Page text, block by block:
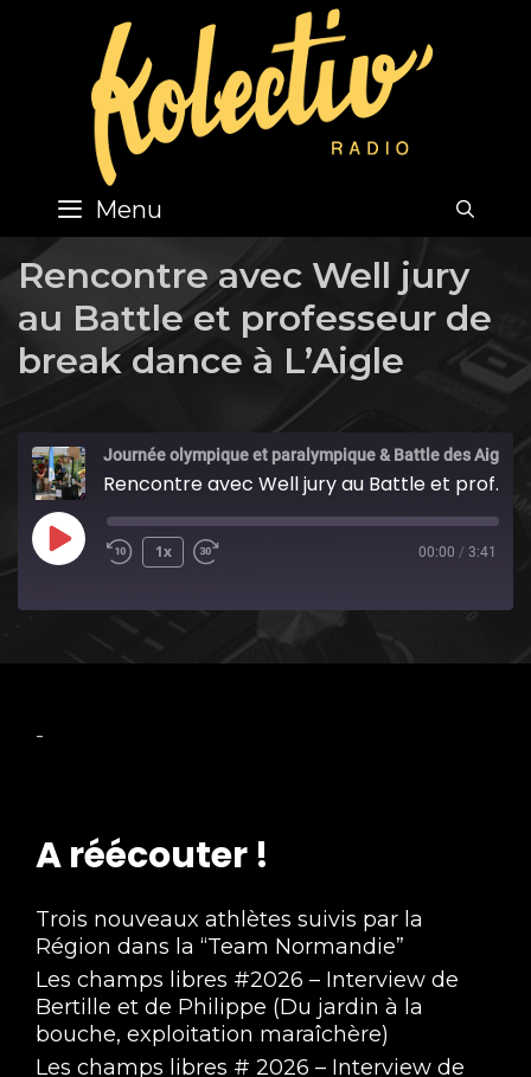
content
Menu
Rencontre avec Well jury
au Battle et professeur de
break dance à L’Aigle
Rencontre avec Well jury au Battle et professeur de break dance à L'Aigle
Play
1x 00:00 / 3:41
-
A réécouter !
Trois nouveaux athlètes suivis par la
Région dans la “Team Normandie”
Les champs libres #2026 – Interview de
Bertille et de Philippe (Du jardin à la
bouche, exploitation maraîchère)
Les champs libres # 2026 – Interview de